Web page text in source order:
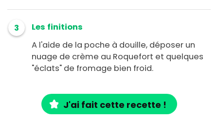
3
Les finitions
A l'aide de la poche à douille, déposer un
nuage de crème au Roquefort et quelques
"éclats" de fromage bien froid.
J'ai fait cette recette !